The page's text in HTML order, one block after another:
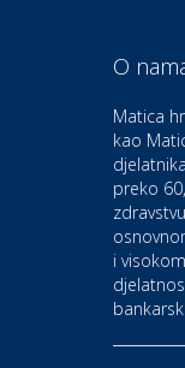
Odmor
Auto-
CIAK
O
Matica
kao
preko
i